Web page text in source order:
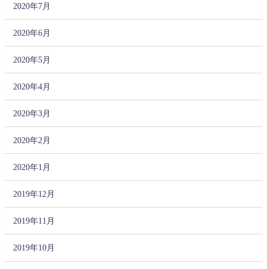
2020年7月
2020年6月
2020年5月
2020年4月
2020年3月
2020年2月
2020年1月
2019年12月
2019年11月
2019年10月